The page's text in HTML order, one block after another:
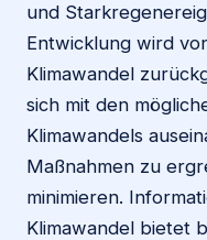
und
Entwicklung wird
Klimawandel
sich mit den
Klimawandels
Maßnahmen zu
minimieren.
Klimawandel bietet